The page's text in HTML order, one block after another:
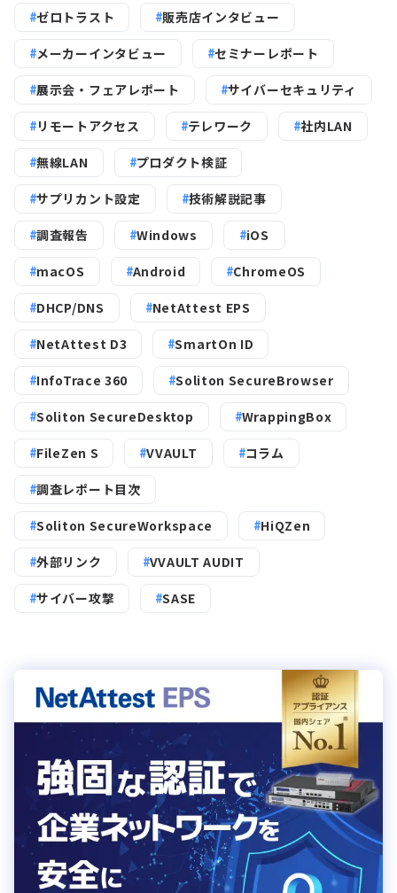
ゼロトラスト 販売店インタビュー
メーカーインタビュー セミナーレポート
展示会・フェアレポート サイバーセキュリティ
リモートアクセス テレワーク 社内LAN
無線LAN プロダクト検証
サプリカント設定 技術解説記事
調査報告 Windows iOS
macOS Android ChromeOS
DHCP/DNS NetAttest EPS
NetAttest D3 SmartOn ID
InfoTrace 360 Soliton SecureBrowser
Soliton SecureDesktop WrappingBox
FileZen S VVAULT コラム
調査レポート目次
Soliton SecureWorkspace HiQZen
外部リンク VVAULT AUDIT
サイバー攻撃 SASE